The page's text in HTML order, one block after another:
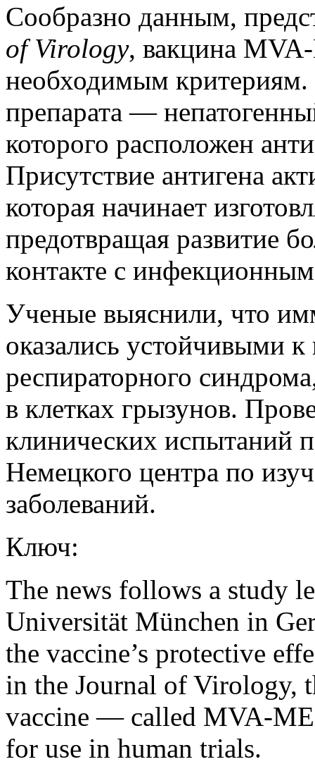
Сообразно данным,
of Virology, вакцина
необходимым критериям.
препарата —
которого расположен
Присутствие антигена
которая начинает
предотвращая развитие
контакте с
Ученые выяснили, что
оказались устойчивыми
респираторного
в клетках грызунов.
клинических испытаний
Немецкого центра по
заболеваний.
Ключ:
The news follows a study
Universität München in
the vaccine’s protective
in the Journal of Virology,
vaccine — called MVA-
for use in human trials.